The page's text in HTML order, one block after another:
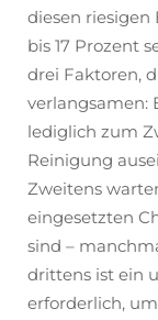
diesen riesigen
bis 17 Prozent
drei Faktoren,
verlangsamen:
lediglich zum
Reinigung
Zweitens
eingesetzten
sind –
drittens ist ein
erforderlich,